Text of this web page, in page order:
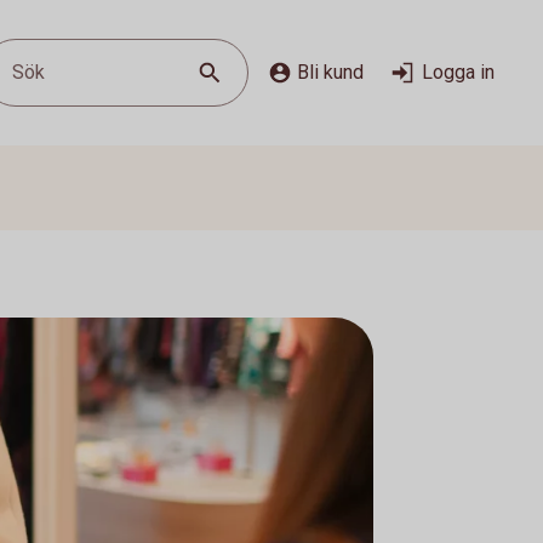
Sök Bli kund Logga in